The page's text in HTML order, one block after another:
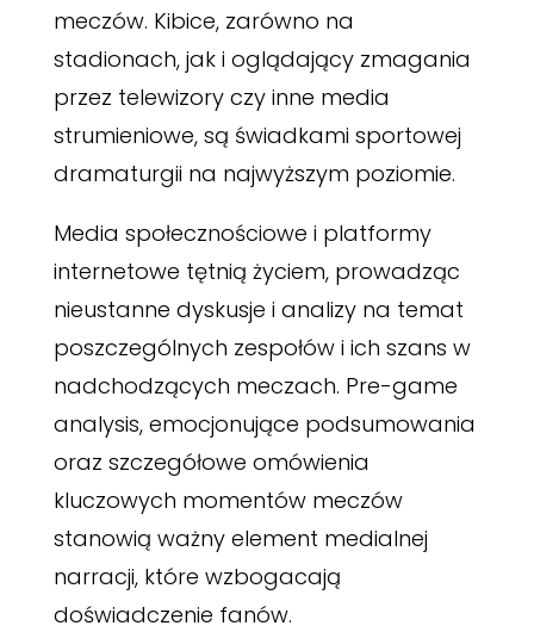
meczów. Kibice, zarówno na
stadionach, jak i oglądający zmagania
przez telewizory czy inne media
strumieniowe, są świadkami sportowej
dramaturgii na najwyższym poziomie.
Media społecznościowe i platformy
internetowe tętnią życiem, prowadząc
nieustanne dyskusje i analizy na temat
poszczególnych zespołów i ich szans w
nadchodzących meczach. Pre-game
analysis, emocjonujące podsumowania
oraz szczegółowe omówienia
kluczowych momentów meczów
stanowią ważny element medialnej
narracji, które wzbogacają
doświadczenie fanów.